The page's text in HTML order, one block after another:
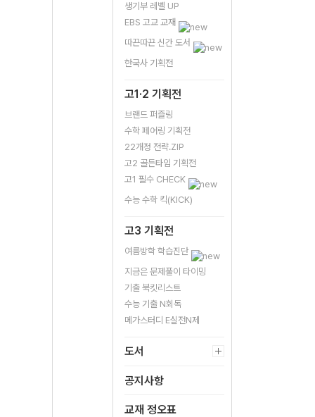
생기부 레벨 UP
EBS 고교 교재
따끈따끈 신간 도서
한국사 기획전
고1·2 기획전
브랜드 퍼즐링
수학 페어링 기획전
22개정 전략.ZIP
고2 골든타임 기획전
고1 필수 CHECK
수능 수학 킥(KICK)
고3 기획전
여름방학 학습진단
지금은 문제풀이 타이밍
기출 북킷리스트
수능 기출 N회독
메가스터디 E실전N제
도서
공지사항
교재 정오표